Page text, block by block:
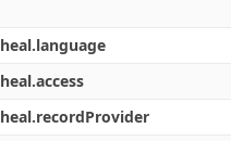
heal.language
heal.access
heal.recordProvider